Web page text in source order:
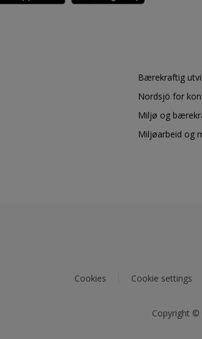
Bærekraftig
Nordsjö for
Miljø og
Miljøarbeid og
Cookies Cookie settings
Copyright ©